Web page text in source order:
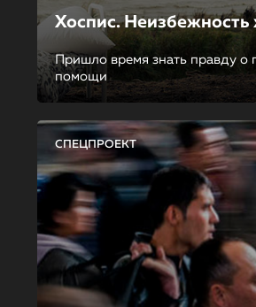
Хоспис. Неизбежность
Пришло время знать правду о
помощи
СПЕЦПРОЕКТ